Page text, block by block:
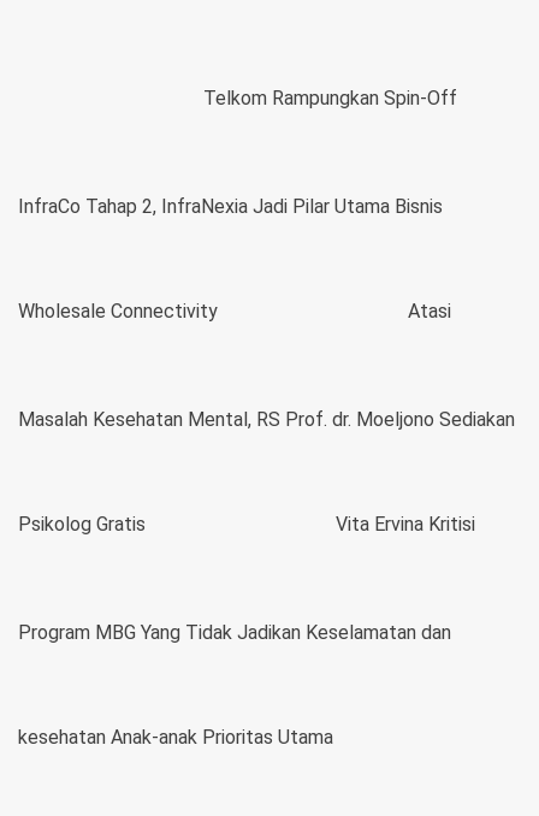
Telkom Rampungkan Spin-Off
InfraCo Tahap 2, InfraNexia Jadi Pilar Utama Bisnis
Wholesale Connectivity Atasi
Masalah Kesehatan Mental, RS Prof. dr. Moeljono Sediakan
Psikolog Gratis Vita Ervina Kritisi
Program MBG Yang Tidak Jadikan Keselamatan dan
kesehatan Anak-anak Prioritas Utama